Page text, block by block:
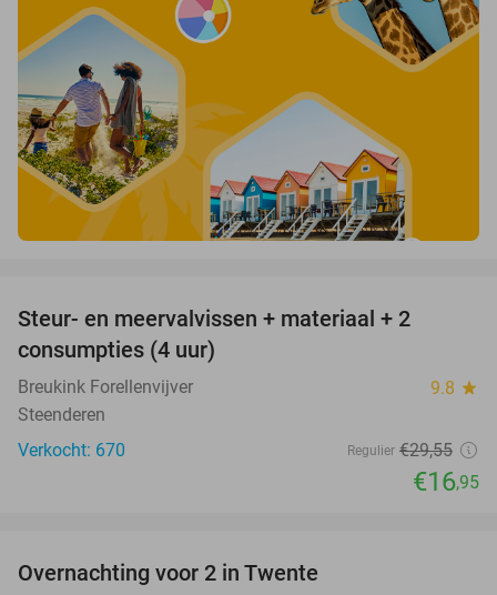
Steur- en meervalvissen + materiaal + 2
consumpties (4 uur)
Breukink Forellenvijver 9.8 star
Steenderen
Verkocht: 670
Regulier €29,55
€16,95
Overnachting voor 2 in Twente